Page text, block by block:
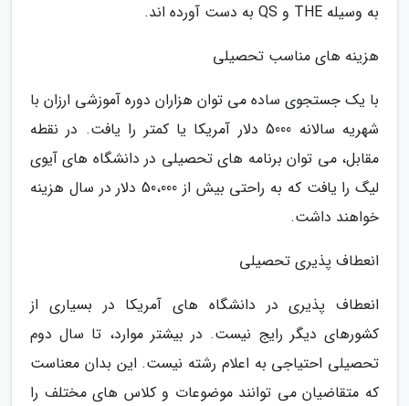
به وسیله THE و QS به دست آورده اند.
هزینه های مناسب تحصیلی
با یک جستجوی ساده می توان هزاران دوره آموزشی ارزان با
شهریه سالانه 5000 دلار آمریکا یا کمتر را یافت. در نقطه
مقابل، می توان برنامه های تحصیلی در دانشگاه های آیوی
لیگ را یافت که به راحتی بیش از 50،000 دلار در سال هزینه
خواهند داشت.
انعطاف پذیری تحصیلی
انعطاف پذیری در دانشگاه های آمریکا در بسیاری از
کشورهای دیگر رایج نیست. در بیشتر موارد، تا سال دوم
تحصیلی احتیاجی به اعلام رشته نیست. این بدان معناست
که متقاضیان می توانند موضوعات و کلاس های مختلف را